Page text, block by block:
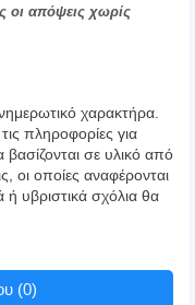
οι απόψεις χωρίς
χαρακτήρα.
πληροφορίες για
σε υλικό από
οι οποίες αναφέρονται
υβριστικά σχόλια θα
(0)